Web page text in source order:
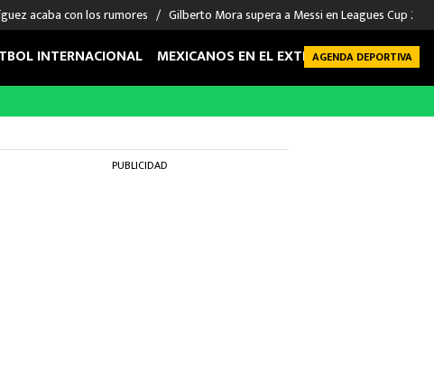
acaba con los rumores Gilberto Mora supera a Messi en Leagues Cup
INTERNACIONAL MEXICANOS EN EL EXTRANJERO FUTBOL
AGENDA DEPORTIVA
PUBLICIDAD